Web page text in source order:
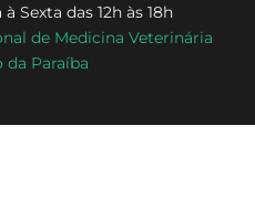
Top
Sexta das 12h às 18h
de Medicina Veterinária
da Paraíba